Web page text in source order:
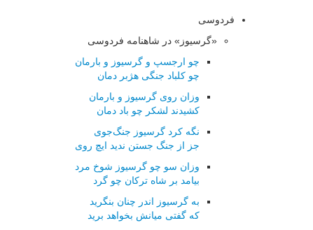
فردوسی
«گرسیوز» در شاهنامه فردوسی
چو ارجسپ و گرسیوز و بارمان
چو کلباد جنگی هژبر دمان
وزان روی گرسیوز و بارمان
کشیدند لشکر چو باد دمان
نگه کرد گرسیوز جنگ‌جوی
جز از جنگ جستن ندید ایچ روی
وزان سو چو گرسیوز شوخ مرد
بیامد بر شاه ترکان چو گرد
به گرسیوز اندر چنان بنگرید
که گفتی میانش بخواهد برید